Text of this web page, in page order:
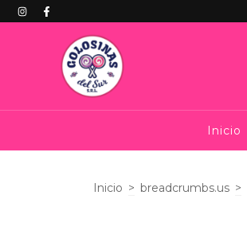
Inicio
Inicio > breadcrumbs.us >